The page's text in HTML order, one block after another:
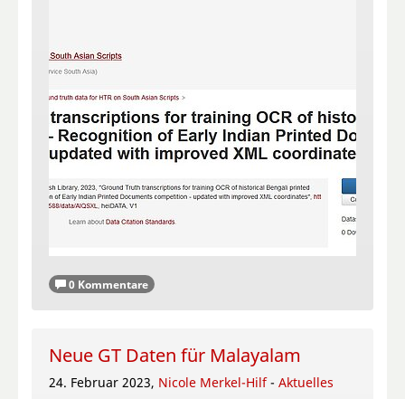
0 Kommentare
Neue GT Daten für Malayalam
24. Februar 2023, Nicole Merkel-Hilf - Aktuelles